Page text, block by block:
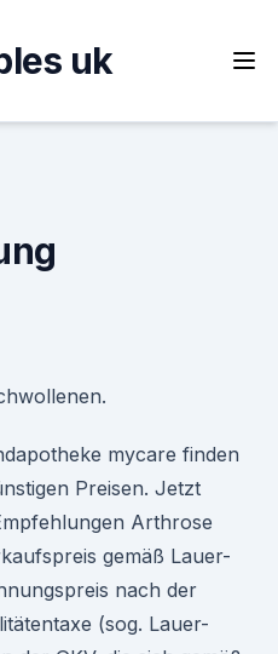
uk
mycare finden
Preisen. Jetzt
Arthrose
gemäß Lauer-
nach der
(sog. Lauer-